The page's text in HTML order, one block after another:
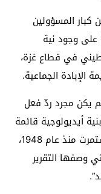
كبار المسؤولين
على وجود نية
في قطاع غزة،
الإبادة الجماعية.
يكن مجرد ردّ فعل
بنية أيديولوجية قائمة
على الفصل العنصري والتمييز العرقي، استمرت منذ عام 1948،
وصفها التقرير